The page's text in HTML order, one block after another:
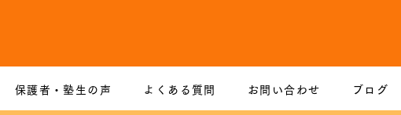
保護者・塾生の声 よくある質問 お問い合わせ ブログ